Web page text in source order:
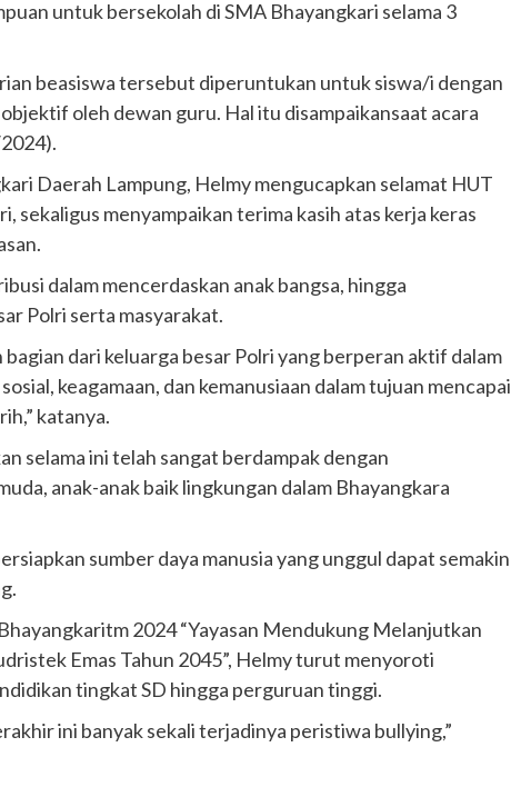
untuk bersekolah di SMA Bhayangkari selama 3
beasiswa tersebut diperuntukan untuk siswa/i dengan
oleh dewan guru. Hal itu disampaikansaat acara
Daerah Lampung, Helmy mengucapkan selamat HUT
sekaligus menyampaikan terima kasih atas kerja keras
dalam mencerdaskan anak bangsa, hingga
Polri serta masyarakat.
dari keluarga besar Polri yang berperan aktif dalam
keagamaan, dan kemanusiaan dalam tujuan mencapai
katanya.
selama ini telah sangat berdampak dengan
anak-anak baik lingkungan dalam Bhayangkara
sumber daya manusia yang unggul dapat semakin
2024 “Yayasan Mendukung Melanjutkan
Emas Tahun 2045”, Helmy turut menyoroti
tingkat SD hingga perguruan tinggi.
ini banyak sekali terjadinya peristiwa bullying,”